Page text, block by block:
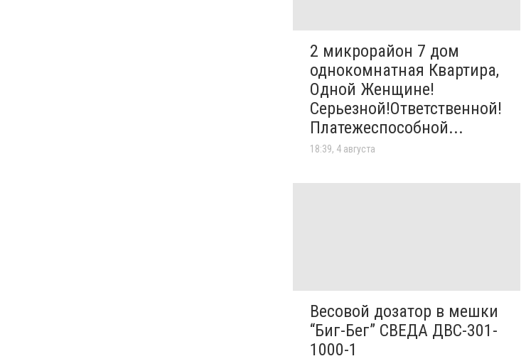
2 микрорайон 7 дом
однокомнатная Квартира,
Одной Женщине!
Серьезной!Ответственной!
Платежеспособной...
18:39, 4 августа
Весовой дозатор в мешки
“Биг-Бег” СВЕДА ДВС-301-
1000-1